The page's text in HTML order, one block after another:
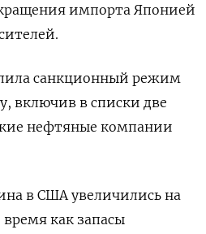
импорта Японией
санкционный режим
включив в списки две
нефтяные компании
в США увеличились на
как запасы